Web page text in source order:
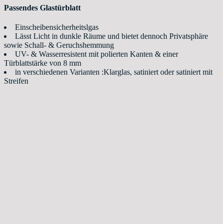
Passendes Glastürblatt
Einscheibensicherheitslgas
Lässt Licht in dunkle Räume und bietet dennoch Privatsphäre
sowie Schall- & Geruchshemmung
UV- & Wasserresistent mit polierten Kanten & einer
Türblattstärke von 8 mm
in verschiedenen Varianten :Klarglas, satiniert oder satiniert mit
Streifen